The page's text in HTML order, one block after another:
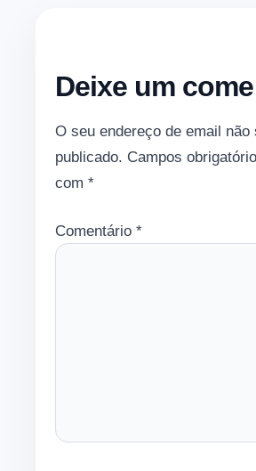
Deixe um
O seu endereço de email não
publicado. Campos
com *
Comentário *